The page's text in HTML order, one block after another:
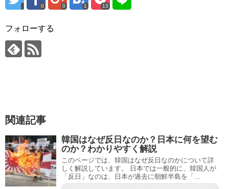
0 0 1 13
フォローする
関連記事
韓国はなぜ反日なのか？日本に何を望む
のか？わかりやすく解説
このページでは、韓国はなぜ反日なのかについて詳
しく解説しています。 日本では一般的に、韓国人が
「反日」なのは、日本が過去に朝鮮半島を「...